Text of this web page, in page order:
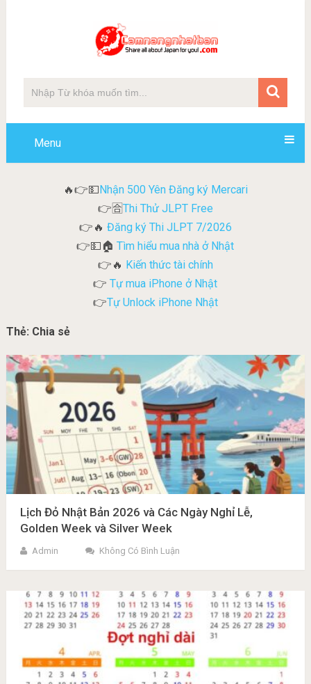
Menu
🔥👉💵Nhận 500 Yên Đăng ký Mercari
👉🈴Thi Thử JLPT Free
👉🔥 Đăng ký Thi JLPT 7/2026
👉💵🏠Tìm hiểu mua nhà ở Nhật
👉🔥 Kiến thức tài chính
👉 Tự mua iPhone ở Nhật
👉Tự Unlock iPhone Nhật
Thẻ: Chia sẻ
Lịch Đỏ Nhật Bản 2026 và Các Ngày Nghỉ Lễ,
Golden Week và Silver Week
Admin Không Có Bình Luận